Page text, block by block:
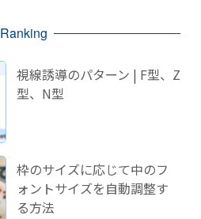
Ranking
視線誘導のパターン | F型、Z
型、N型
枠のサイズに応じて中のフ
ォントサイズを自動調整す
る方法